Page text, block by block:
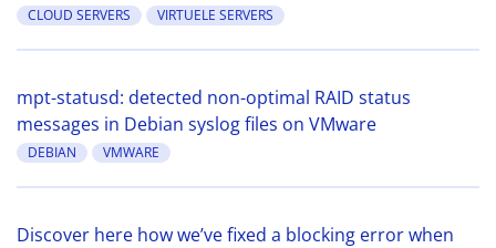
CLOUD SERVERS VIRTUELE SERVERS
mpt-statusd: detected non-optimal RAID status
messages in Debian syslog files on VMware
DEBIAN VMWARE
Discover here how we’ve fixed a blocking error when